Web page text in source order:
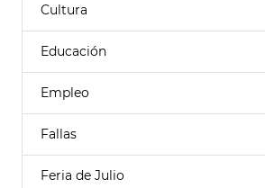
Cultura
Educación
Empleo
Fallas
Feria de Julio